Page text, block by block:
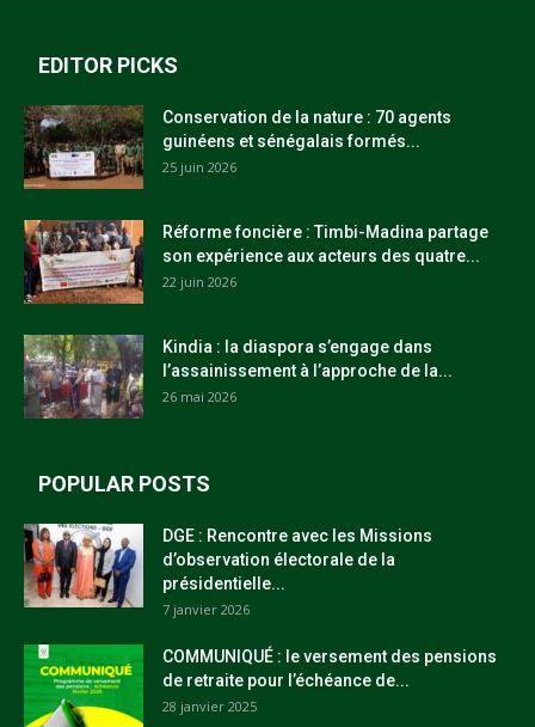
EDITOR PICKS
Conservation de la nature : 70 agents
guinéens et sénégalais formés...
25 juin 2026
Réforme foncière : Timbi-Madina partage
son expérience aux acteurs des quatre...
22 juin 2026
Kindia : la diaspora s’engage dans
l’assainissement à l’approche de la...
26 mai 2026
POPULAR POSTS
DGE : Rencontre avec les Missions
d’observation électorale de la
présidentielle...
7 janvier 2026
COMMUNIQUÉ : le versement des pensions
de retraite pour l’échéance de...
28 janvier 2025